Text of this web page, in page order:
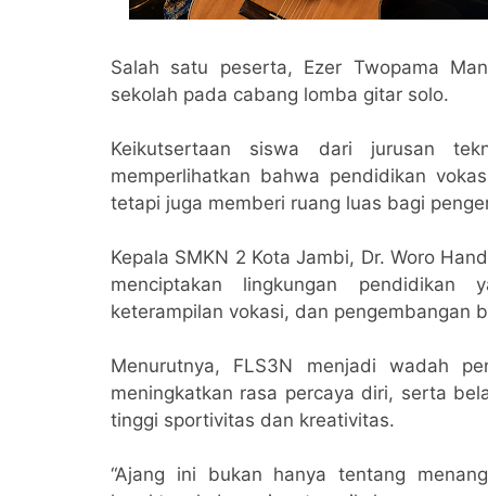
Salah satu peserta, Ezer Twopama
sekolah pada cabang lomba gitar solo.
Keikutsertaan siswa dari jurusan
memperlihatkan bahwa pendidikan
tetapi juga memberi ruang luas bagi
Kepala SMKN 2 Kota Jambi, Dr. Woro
menciptakan lingkungan pendidikan
keterampilan vokasi, dan pengembangan
Menurutnya, FLS3N menjadi wadah
meningkatkan rasa percaya diri, serta
tinggi sportivitas dan kreativitas.
“Ajang ini bukan hanya tentang